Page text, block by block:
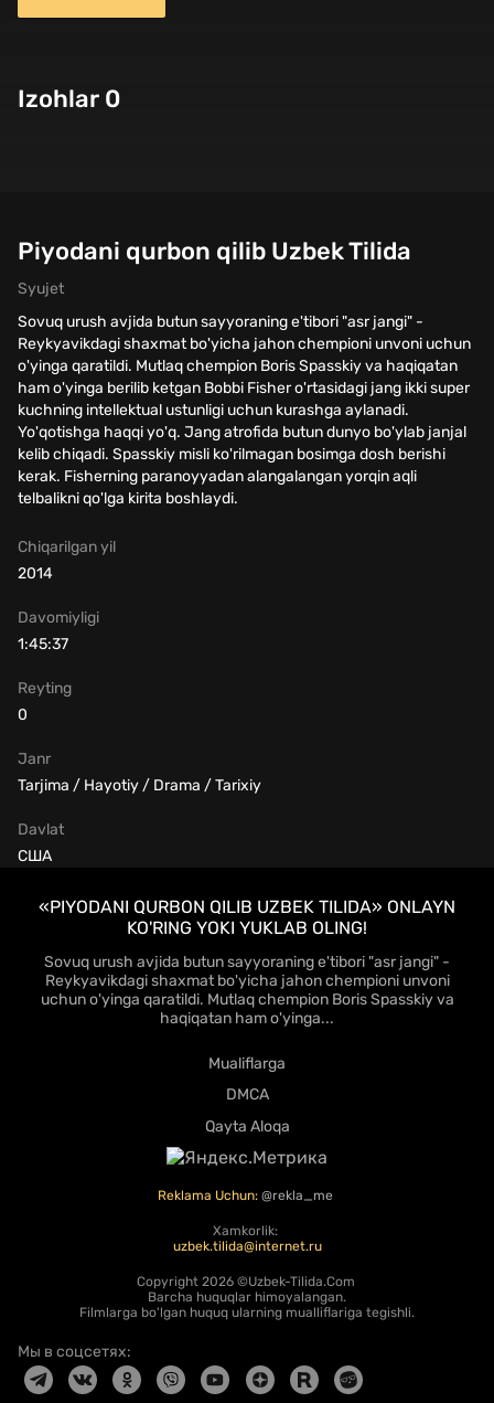
Izohlar 0
Piyodani qurbon qilib Uzbek Tilida
Syujet
Sovuq urush avjida butun sayyoraning e'tibori "asr jangi" -
Reykyavikdagi shaxmat bo'yicha jahon chempioni unvoni uchun
o'yinga qaratildi. Mutlaq chempion Boris Spasskiy va haqiqatan
ham o'yinga berilib ketgan Bobbi Fisher o'rtasidagi jang ikki super
kuchning intellektual ustunligi uchun kurashga aylanadi.
Yo'qotishga haqqi yo'q. Jang atrofida butun dunyo bo'ylab janjal
kelib chiqadi. Spasskiy misli ko'rilmagan bosimga dosh berishi
kerak. Fisherning paranoyyadan alangalangan yorqin aqli
telbalikni qo'lga kirita boshlaydi.
Chiqarilgan yil
2014
Janr
Tarjima / Hayotiy / Drama / Tarixiy
Davomiyligi
1:45:37
Davlat
США
Reyting
0
«PIYODANI QURBON QILIB UZBEK TILIDA» ONLAYN
KO'RING YOKI YUKLAB OLING!
Sovuq urush avjida butun sayyoraning e'tibori "asr jangi" -
Reykyavikdagi shaxmat bo'yicha jahon chempioni unvoni
uchun o'yinga qaratildi. Mutlaq chempion Boris Spasskiy va
haqiqatan ham o'yinga...
Mualiflarga
DMCA
Qayta Aloqa
Reklama Uchun: @rekla_me
Xamkorlik:
uzbek.tilida@internet.ru
Copyright 2026 ©Uzbek-Tilida.Com
Barcha huquqlar himoyalangan.
Filmlarga bo'lgan huquq ularning mualliflariga tegishli.
Мы в соцсетях: